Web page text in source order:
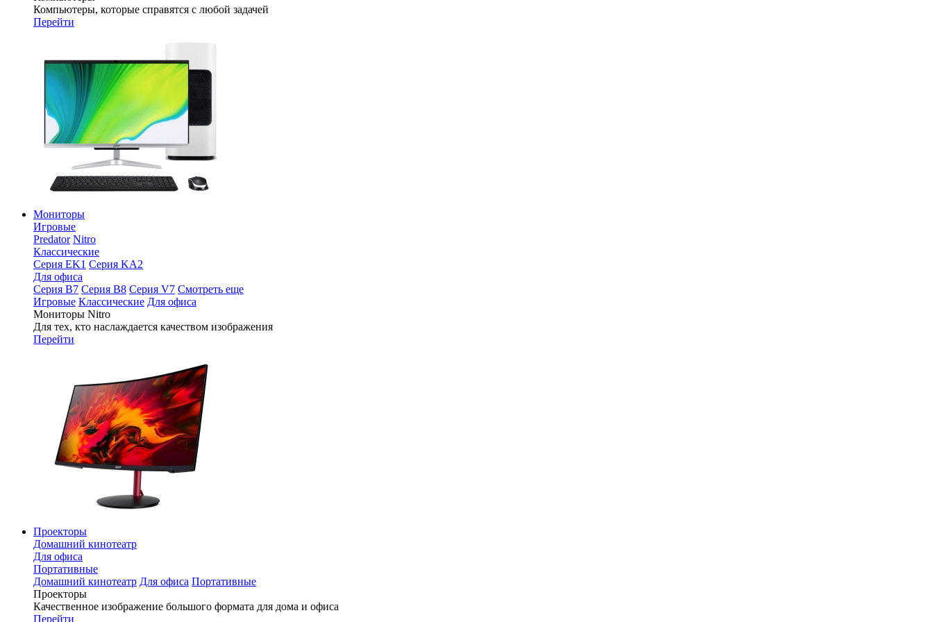
Компьютеры, которые справятся с любой задачей
Перейти
Мониторы
Игровые
Predator Nitro
Классические
Серия EK1 Серия KA2
Для офиса
Серия B7 Серия B8 Серия V7 Смотреть еще
Игровые Классические Для офиса
Мониторы Nitro
Для тех, кто наслаждается качеством изображения
Перейти
Проекторы
Домашний кинотеатр
Для офиса
Портативные
Домашний кинотеатр Для офиса Портативные
Проекторы
Качественное изображение большого формата для дома и офиса
Перейти